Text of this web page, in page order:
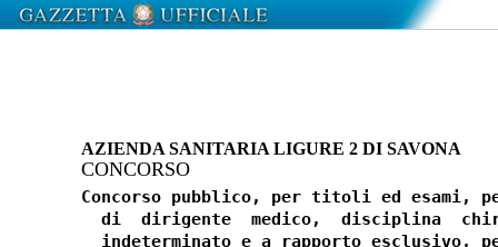
AZIENDA SANITARIA LIGURE 2 DI SAVONA
CONCORSO
Concorso pubblico, per titoli ed esami,
di  dirigente  medico,  disciplina
indeterminato e a rapporto esclusivo,